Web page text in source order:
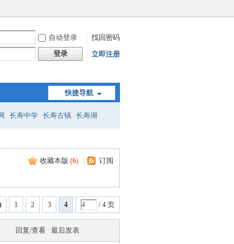
自动登录
找回密码
登录 立即注册
快捷导航
长寿中学 长寿古镇 长寿湖
收藏本版 (6) 订阅
1 2 3 4 / 4 页
回复/查看 最后发表